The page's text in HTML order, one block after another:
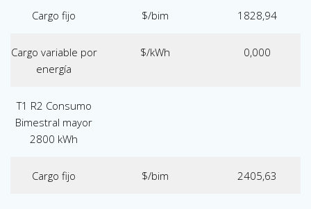
Cargo fijo $/bim 1828,94
Cargo variable por
energía
$/kWh 0,000
T1 R2 Consumo
Bimestral mayor
2800 kWh
Cargo fijo $/bim 2405,63